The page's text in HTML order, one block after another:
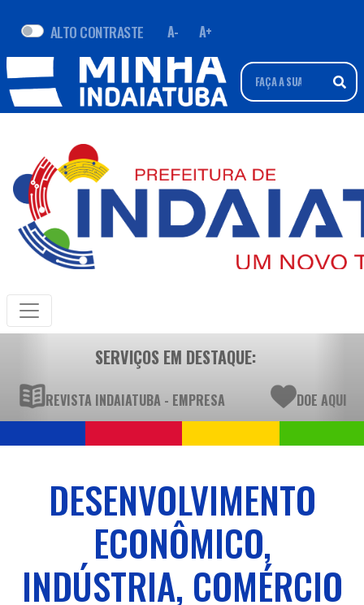
ALTO CONTRASTE A- A+
SERVIÇOS EM DESTAQUE:
REVISTA INDAIATUBA - EMPRESA DOE AQUI
DESENVOLVIMENTO
ECONÔMICO,
INDÚSTRIA, COMÉRCIO